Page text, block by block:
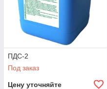
ПДС-2
Под заказ
Цену уточняйте